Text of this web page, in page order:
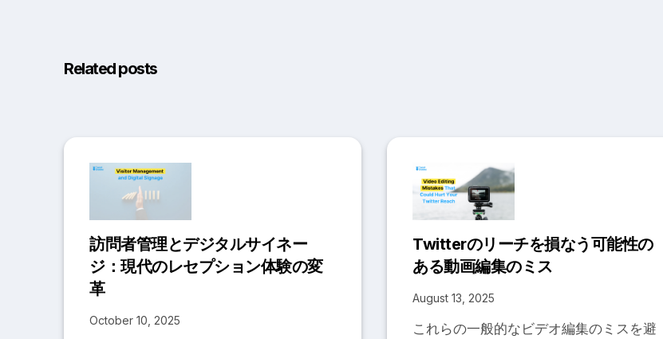
Related posts
訪問者管理とデジタルサイネー
ジ：現代のレセプション体験の変
革
October 10, 2025
Twitterのリーチを損なう可能性の
ある動画編集のミス
August 13, 2025
これらの一般的なビデオ編集のミスを避